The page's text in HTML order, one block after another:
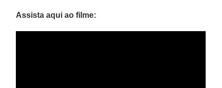
Assista aqui ao filme: